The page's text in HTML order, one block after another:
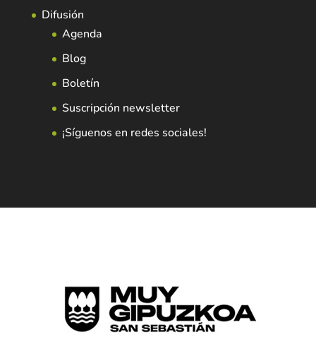
Difusión
Agenda
Blog
Boletín
Suscripción newsletter
¡Síguenos en redes sociales!